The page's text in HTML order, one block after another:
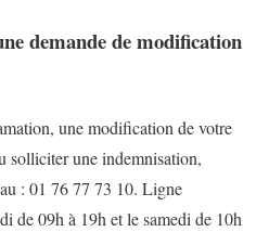
demande de modification
une modification de votre
solliciter une indemnisation,
: 01 76 77 73 10. Ligne
de 09h à 19h et le samedi de 10h